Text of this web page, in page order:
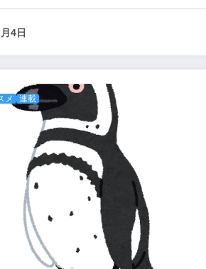
4日
メ 連載